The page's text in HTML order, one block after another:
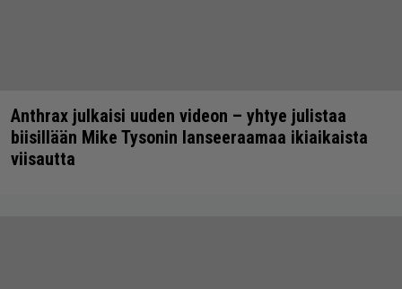
Anthrax julkaisi uuden videon – yhtye julistaa
biisillään Mike Tysonin lanseeraamaa ikiaikaista
viisautta